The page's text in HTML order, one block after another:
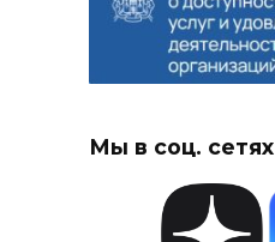
Мы в соц. сетях